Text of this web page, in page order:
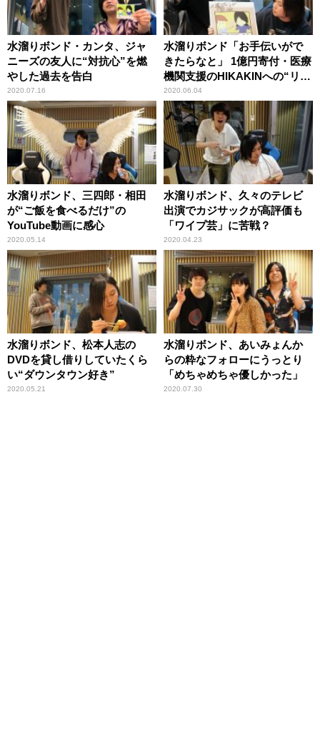
水溜りボンド・カンタ、ジャ
ニーズの友人に“対抗心”を燃
やした過去を告白
2020.07.16
水溜りボンド「お手伝いがで
きたらなと」 1億円寄付・医療
機関支援のHIKAKINへの“リス
ペクト”を語る
2020.06.04
水溜りボンド、三四郎・相田
が“ご飯を食べるだけ”の
YouTube動画に感心
2020.05.14
水溜りボンド、久々のテレビ
出演でカジサックが高評価も
「ワイプ芸」に苦戦？
2020.04.23
水溜りボンド、松本人志の
DVDを貸し借りしていたくら
い“ダウンタウン好き”
2020.05.21
水溜りボンド、あいみょんか
らの粋なフォローにうっとり
「めちゃめちゃ優しかった」
2020.07.30